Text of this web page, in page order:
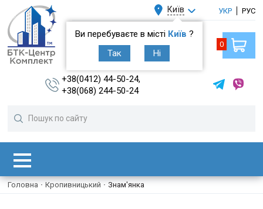
Київ
Ви перебуваєте в місті Київ ?
Так
Ні
УКР РУС
+38(0412) 44-50-24,
+38(068) 244-50-24
0
Головна · Кропивницький · Знам'янка